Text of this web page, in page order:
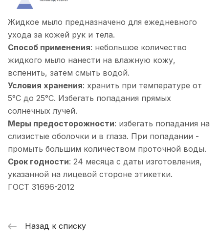
Жидкое мыло предназначено для ежедневного
ухода за кожей рук и тела.
Способ применения: небольшое количество
жидкого мыло нанести на влажную кожу,
вспенить, затем смыть водой.
Условия хранения: хранить при температуре от
5°С до 25°С. Избегать попадания прямых
солнечных лучей.
Меры предосторожности: избегать попадания на
слизистые оболочки и в глаза. При попадании -
промыть большим количеством проточной воды.
Срок годности: 24 месяца с даты изготовления,
указанной на лицевой стороне этикетки.
ГОСТ 31696-2012
Назад к списку